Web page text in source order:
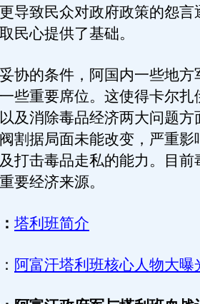
导致民众对政府政策的怨言
民心提供了基础。
的条件，阿国内一些地方
些重要席位。这使得卡尔扎
及消除毒品经济两大问题方
割据局面未能改变，严重影
打击毒品走私的能力。目前
要经济来源。
塔利班简介
阿富汗塔利班核心人物大曝